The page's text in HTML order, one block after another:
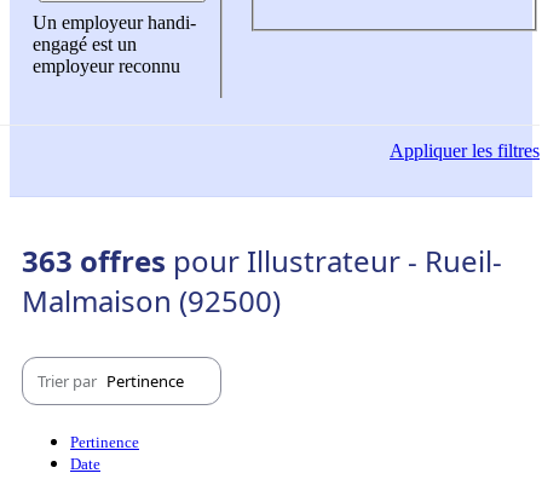
Un employeur handi-
engagé est un
employeur reconnu
Appliquerles filtres
363 offres pour Illustrateur - Rueil-
Malmaison (92500)
Trier par Pertinence
Pertinence
Date